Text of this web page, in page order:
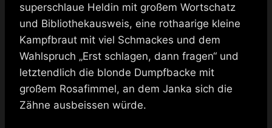
superschlaue Heldin mit großem Wortschatz
und Bibliothekausweis, eine rothaarige kleine
Kampfbraut mit viel Schmackes und dem
Wahlspruch „Erst schlagen, dann fragen“ und
letztendlich die blonde Dumpfbacke mit
großem Rosafimmel, an dem Janka sich die
Zähne ausbeissen würde.